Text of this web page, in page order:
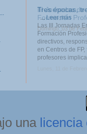
III Jornadas de
Formación
Las III Jornadas
Formación
directivos,
en Centros de
profesores
una licencia